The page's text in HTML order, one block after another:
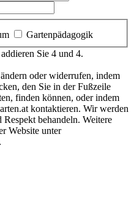
Gartenpädagogik
Sie 4 und 4.
oder widerrufen, indem
den Sie in der Fußzeile
finden können, oder indem
kontaktieren. Wir werden
behandeln. Weitere
Website unter
.